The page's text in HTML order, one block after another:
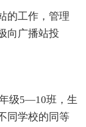
工作，管理
向广播站投
级5—10班，生
同学校的同等